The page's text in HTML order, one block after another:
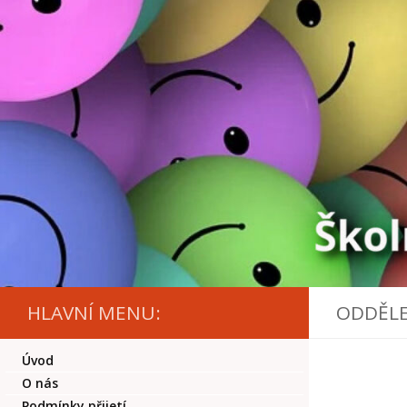
HLAVNÍ MENU:
Úvod
O nás